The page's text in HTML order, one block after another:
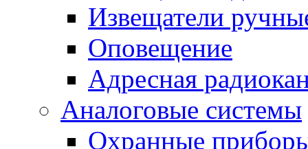
Извещатели
Оповещение
Адресная
Аналоговые системы
Охранные